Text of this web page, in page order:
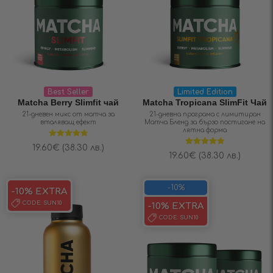
Best Seller
Matcha Berry Slimfit чай
21-дневен микс от матча за
вталяващ ефект
Оценено на
4.83от 5
19.60€ (38.30 лв.)
Limited Edition
Matcha Tropicana SlimFit Чай
21-дневна програма с лимитиран
Матча Бленд за бързо постигане на
лятна форма
Оценено на
4.88от 5
19.60€ (38.30 лв.)
-10% EXTRA
CODE: SUN10
-10%
-10% EXTRA
CODE: SUN10